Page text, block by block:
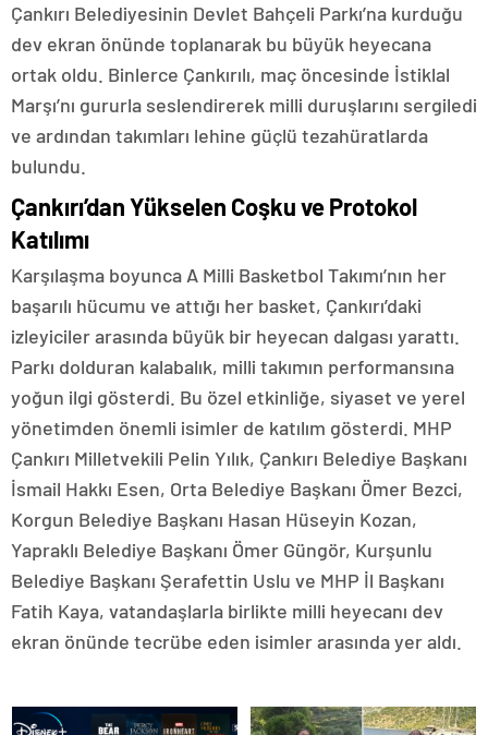
Çankırı Belediyesinin Devlet Bahçeli Parkı’na kurduğu
dev ekran önünde toplanarak bu büyük heyecana
ortak oldu. Binlerce Çankırılı, maç öncesinde İstiklal
Marşı’nı gururla seslendirerek milli duruşlarını sergiledi
ve ardından takımları lehine güçlü tezahüratlarda
bulundu.
Çankırı’dan Yükselen Coşku ve Protokol
Katılımı
Karşılaşma boyunca A Milli Basketbol Takımı’nın her
başarılı hücumu ve attığı her basket, Çankırı’daki
izleyiciler arasında büyük bir heyecan dalgası yarattı.
Parkı dolduran kalabalık, milli takımın performansına
yoğun ilgi gösterdi. Bu özel etkinliğe, siyaset ve yerel
yönetimden önemli isimler de katılım gösterdi. MHP
Çankırı Milletvekili Pelin Yılık, Çankırı Belediye Başkanı
İsmail Hakkı Esen, Orta Belediye Başkanı Ömer Bezci,
Korgun Belediye Başkanı Hasan Hüseyin Kozan,
Yapraklı Belediye Başkanı Ömer Güngör, Kurşunlu
Belediye Başkanı Şerafettin Uslu ve MHP İl Başkanı
Fatih Kaya, vatandaşlarla birlikte milli heyecanı dev
ekran önünde tecrübe eden isimler arasında yer aldı.